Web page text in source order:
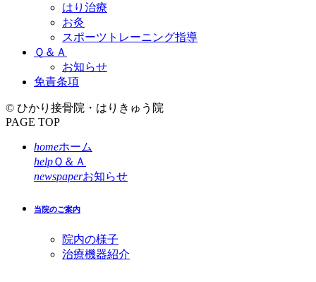
はり治療
お灸
スポーツトレーニング指導
Ｑ＆Ａ
お知らせ
免責条項
© ひかり接骨院・はりきゅう院
PAGE TOP
homeホーム
helpＱ＆Ａ
newspaperお知らせ
当院のご案内
院内の様子
治療機器紹介